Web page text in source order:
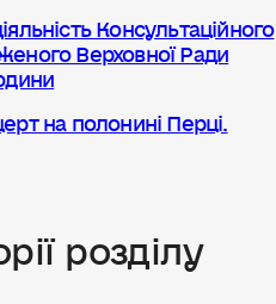
Консультаційного
Верховної Ради
на полонині Перці.
розділу